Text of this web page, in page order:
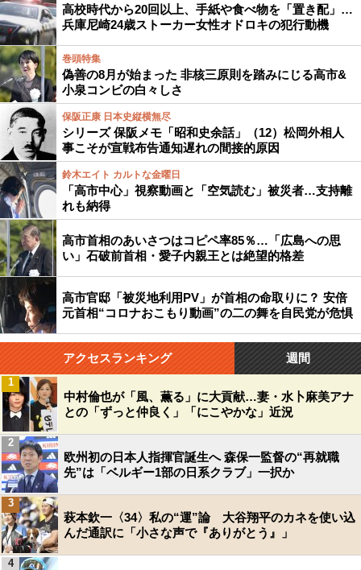
高校時代から20回以上、手紙や食べ物を「置き配」…
兵庫尼崎24歳ストーカー女性オドロキの犯行動機
巻頭特集
偽善の8月が始まった 非核三原則を踏みにじる高市&
小泉コンビの白々しさ
保阪正康 日本史縦横無尽
シリーズ 保阪メモ「昭和史余話」（12）松岡外相人
事こそが宣戦布告通知遅れの間接的原因
鈴木エイト カルトな金曜日
「高市中心」視察動画と「空気読む」被災者…支持離
れも納得
高市首相のあいさつはコピペ率85％…「広島への思
い」石破前首相・愛子内親王とは絶望的格差
高市官邸「被災地利用PV」が首相の命取りに？ 安倍
元首相“コロナおこもり動画”の二の舞を自民党が危惧
アクセスランキング 週間
中村倫也が「風、薫る」に大貢献…妻・水卜麻美アナ
との「ずっと仲良く」「にこやかな」近況
1
欧州初の日本人指揮官誕生へ 森保一監督の“再就職
先”は「ベルギー1部の日系クラブ」一択か
2
萩本欽一〈34〉私の“運”論 大谷翔平のカネを使い込
んだ通訳に「小さな声で『ありがとう』」
3
4